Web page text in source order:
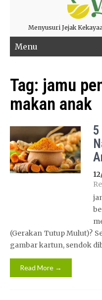
Menyusuri Jejak
Menu
Tag: jamu
makan anak
5
(Gerakan Tutup Mulut)?
gambar kartun, sendok
Read More →